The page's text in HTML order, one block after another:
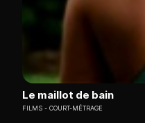
Le maillot de bain
FILMS COURT-MÉTRAGE